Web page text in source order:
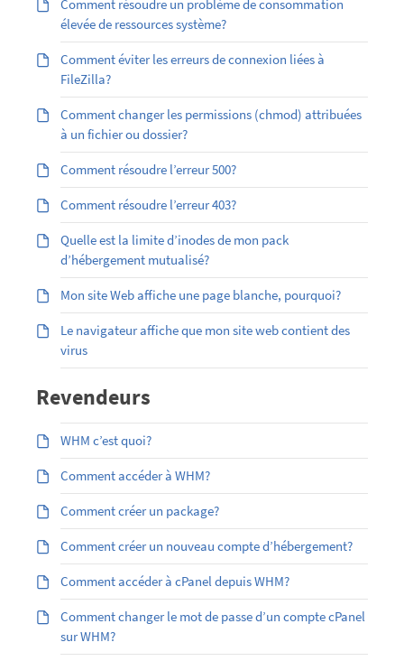
Comment résoudre un problème de consommation
élevée de ressources système?
Comment éviter les erreurs de connexion liées à
FileZilla?
Comment changer les permissions (chmod) attribuées
à un fichier ou dossier?
Comment résoudre l’erreur 500?
Comment résoudre l’erreur 403?
Quelle est la limite d’inodes de mon pack
d’hébergement mutualisé?
Mon site Web affiche une page blanche, pourquoi?
Le navigateur affiche que mon site web contient des
virus
Revendeurs
WHM c’est quoi?
Comment accéder à WHM?
Comment créer un package?
Comment créer un nouveau compte d’hébergement?
Comment accéder à cPanel depuis WHM?
Comment changer le mot de passe d’un compte cPanel
sur WHM?